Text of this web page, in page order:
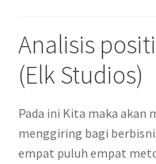
Analisis
(Elk Studios)
Pada ini Kita maka akan
menggiring bagi
empat puluh empat